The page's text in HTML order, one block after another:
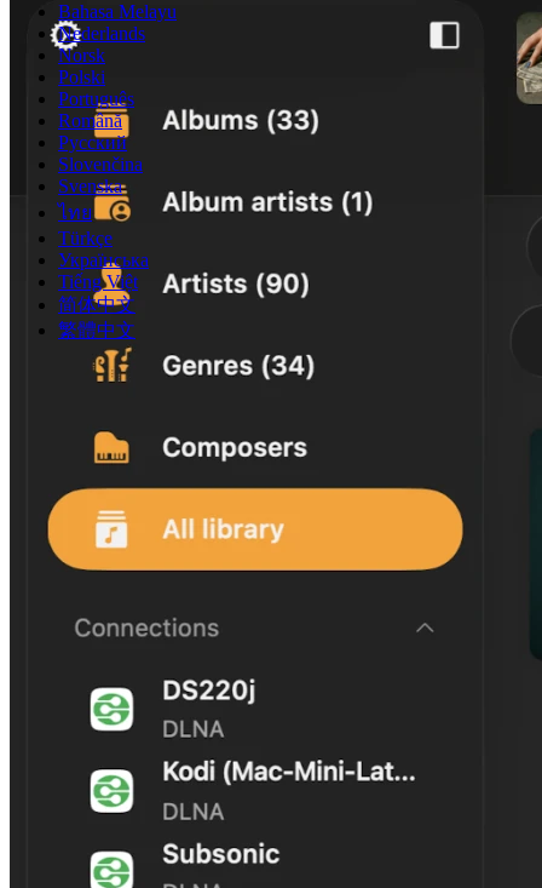
Bahasa Melayu
Nederlands
Norsk
Polski
Português
Română
Русский
Slovenčina
Svenska
ไทย
Türkçe
Українська
Tiếng Việt
简体中文
繁體中文